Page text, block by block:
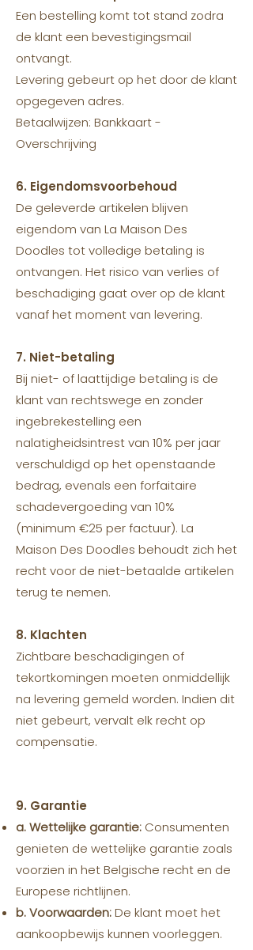
Een bestelling komt tot stand zodra
de klant een bevestigingsmail
ontvangt.
Levering gebeurt op het door de klant
opgegeven adres.
Betaalwijzen: Bankkaart -
Overschrijving
6. Eigendomsvoorbehoud
De geleverde artikelen blijven
eigendom van La Maison Des
Doodles tot volledige betaling is
ontvangen. Het risico van verlies of
beschadiging gaat over op de klant
vanaf het moment van levering.
7. Niet-betaling
Bij niet- of laattijdige betaling is de
klant van rechtswege en zonder
ingebrekestelling een
nalatigheidsintrest van 10% per jaar
verschuldigd op het openstaande
bedrag, evenals een forfaitaire
schadevergoeding van 10%
(minimum €25 per factuur). La
Maison Des Doodles behoudt zich het
recht voor de niet-betaalde artikelen
terug te nemen.
8. Klachten
Zichtbare beschadigingen of
tekortkomingen moeten onmiddellijk
na levering gemeld worden. Indien dit
niet gebeurt, vervalt elk recht op
compensatie.
9. Garantie
a. Wettelijke garantie: Consumenten
genieten de wettelijke garantie zoals
voorzien in het Belgische recht en de
Europese richtlijnen.
b. Voorwaarden:De klant moet het
aankoopbewijs kunnen voorleggen.